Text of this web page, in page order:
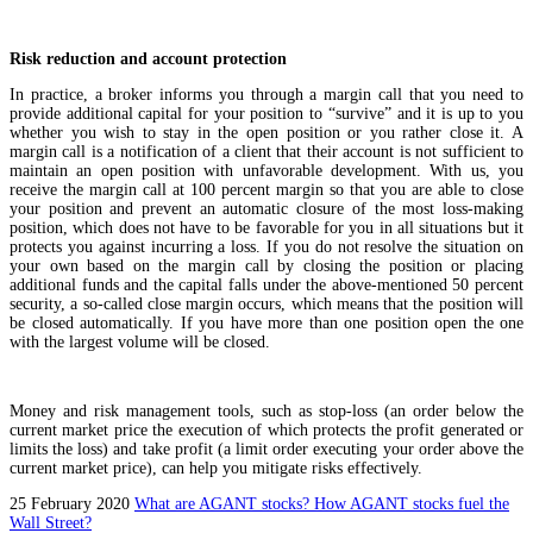
Risk reduction and account protection
In practice, a broker informs you through a margin call that you need to
provide additional capital for your position to “survive” and it is up to you
whether you wish to stay in the open position or you rather close it. A
margin call is a notification of a client that their account is not sufficient to
maintain an open position with unfavorable development. With us, you
receive the margin call at 100 percent margin so that you are able to close
your position and prevent an automatic closure of the most loss-making
position, which does not have to be favorable for you in all situations but it
protects you against incurring a loss. If you do not resolve the situation on
your own based on the margin call by closing the position or placing
additional funds and the capital falls under the above-mentioned 50 percent
security, a so-called close margin occurs, which means that the position will
be closed automatically. If you have more than one position open the one
with the largest volume will be closed.
Money and risk management tools, such as stop-loss (an order below the
current market price the execution of which protects the profit generated or
limits the loss) and take profit (a limit order executing your order above the
current market price), can help you mitigate risks effectively.
25 February 2020 What are AGANT stocks? How AGANT stocks fuel the
Wall Street?